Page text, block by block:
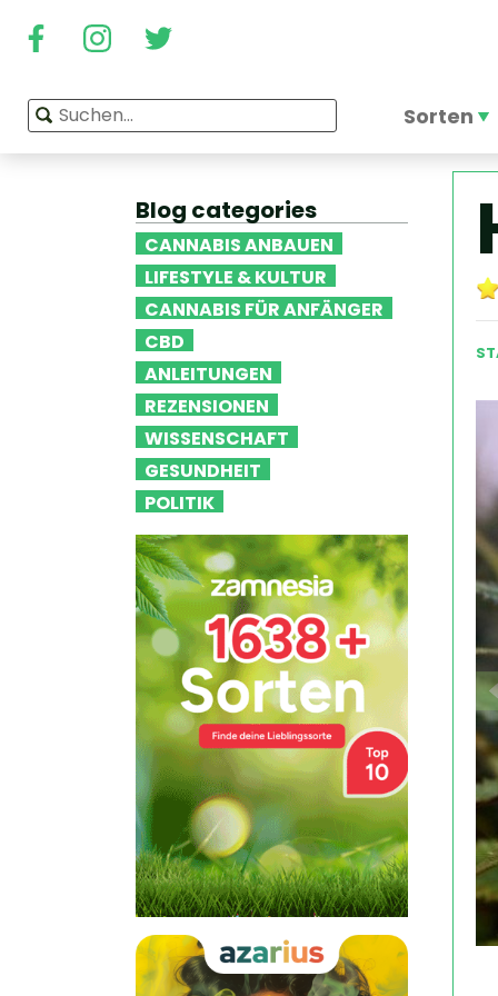
Sorten
Blog categories
CANNABIS ANBAUEN
LIFESTYLE & KULTUR
CANNABIS FÜR ANFÄNGER
CBD
ANLEITUNGEN
REZENSIONEN
WISSENSCHAFT
GESUNDHEIT
POLITIK